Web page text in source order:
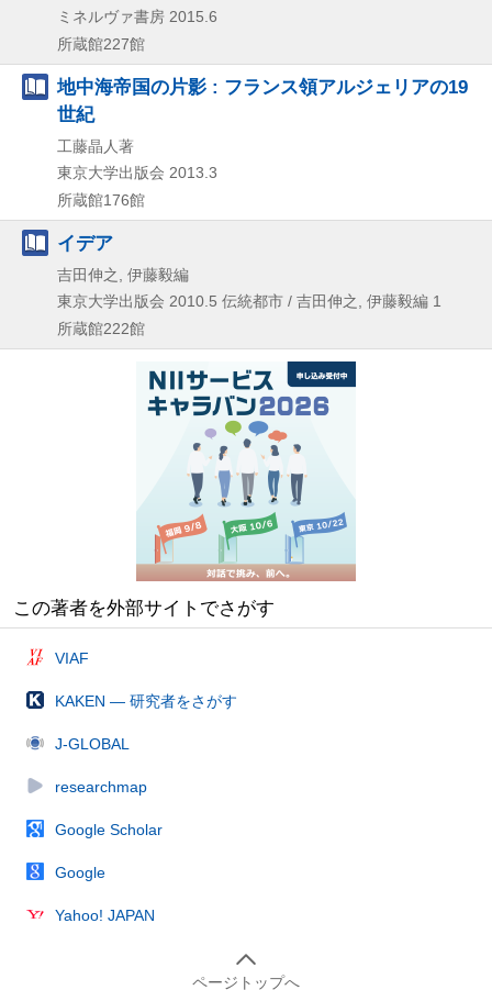
ミネルヴァ書房 2015.6
所蔵館227館
地中海帝国の片影 : フランス領アルジェリアの19
世紀
工藤晶人著
東京大学出版会 2013.3
所蔵館176館
イデア
吉田伸之, 伊藤毅編
東京大学出版会 2010.5 伝統都市 / 吉田伸之,
伊藤毅編 1
所蔵館222館
この著者を外部サイトでさがす
VIAF
KAKEN — 研究者をさがす
J-GLOBAL
researchmap
Google Scholar
Google
Yahoo! JAPAN
ページトップへ